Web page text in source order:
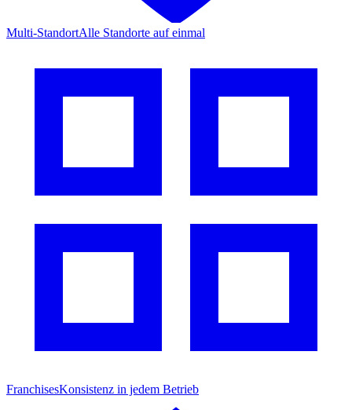
Multi-StandortAlle Standorte auf einmal
FranchisesKonsistenz in jedem Betrieb